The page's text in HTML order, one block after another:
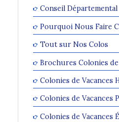
Conseil Départemental
Pourquoi Nous Faire
Tout sur Nos Colos
Brochures Colonies de
Colonies de Vacances
Colonies de Vacances
Colonies de Vacances